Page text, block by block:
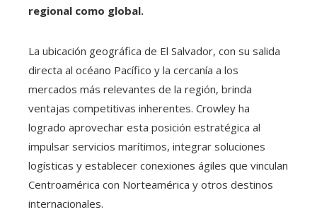
regional como global.
La ubicación geográfica de El Salvador, con su salida
directa al océano Pacífico y la cercanía a los
mercados más relevantes de la región, brinda
ventajas competitivas inherentes. Crowley ha
logrado aprovechar esta posición estratégica al
impulsar servicios marítimos, integrar soluciones
logísticas y establecer conexiones ágiles que vinculan
Centroamérica con Norteamérica y otros destinos
internacionales.